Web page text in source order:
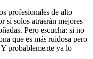
profesionales de alto
sí solos atraerán mejores
Pero escucha: si no
que es más ruidosa pero
Y probablemente ya lo